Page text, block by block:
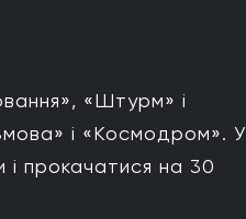
«Штурм» і
і «Космодром». У
прокачатися на 30